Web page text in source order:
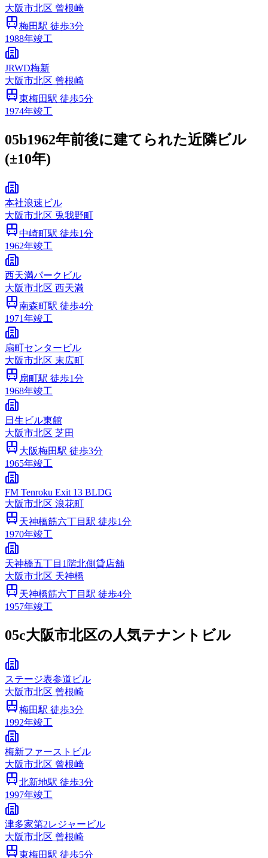
大阪市北区 曾根崎
梅田駅 徒歩3分
1988年竣工
JRWD梅新
大阪市北区 曾根崎
東梅田駅 徒歩5分
1974年竣工
05b1962年前後に建てられた近隣ビル
(±10年)
本社浪速ビル
大阪市北区 兎我野町
中崎町駅 徒歩1分
1962年竣工
西天満パークビル
大阪市北区 西天満
南森町駅 徒歩4分
1971年竣工
扇町センタービル
大阪市北区 末広町
扇町駅 徒歩1分
1968年竣工
日生ビル東館
大阪市北区 芝田
大阪梅田駅 徒歩3分
1965年竣工
FM Tenroku Exit 13 BLDG
大阪市北区 浪花町
天神橋筋六丁目 駅 徒歩1分
1970年竣工
天神橋五丁目1階北側貸店舗
大阪市北区 天神橋
天神橋筋六丁目 駅 徒歩4分
1957年竣工
05c大阪市北区の人気テナントビル
ステージ表参道ビル
大阪市北区 曾根崎
梅田駅 徒歩3分
1992年竣工
梅新ファーストビル
大阪市北区 曾根崎
北新地駅 徒歩3分
1997年竣工
津多家第2レジャービル
大阪市北区 曾根崎
東梅田駅 徒歩5分